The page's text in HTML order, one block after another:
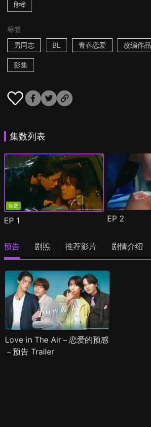
हिन्दी
标签
男同志
BL 青春恋爱 改编作品
影集
集数列表
免费
EP 1 EP 2
预告 剧照 推荐影片 剧情介绍
Love in The Air－恋爱的预感
－预告 Trailer